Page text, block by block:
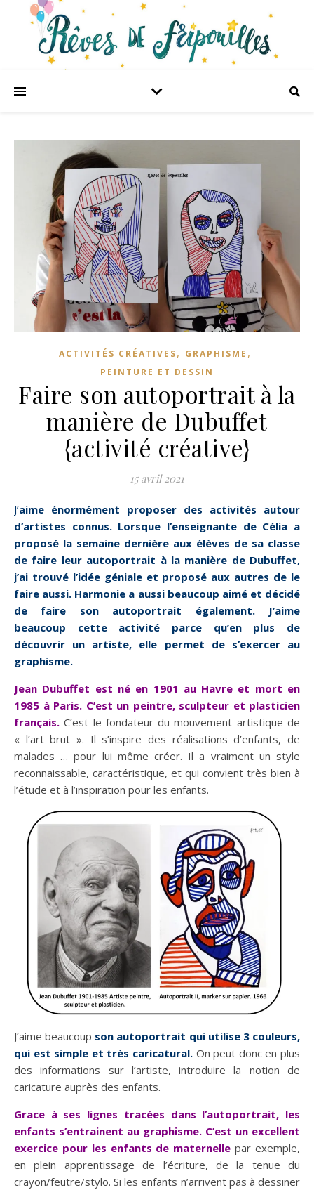
ACTIVITÉS CRÉATIVES, GRAPHISME ,
PEINTURE ET DESSIN
Faire son autoportrait à la
manière de Dubuffet
{activité créative}
15 avril 2021
J’aime énormément proposer des activités autour
d’artistes connus. Lorsque l’enseignante de Célia a
proposé la semaine dernière aux élèves de sa classe
de faire leur autoportrait à la manière de Dubuffet,
j’ai trouvé l’idée géniale et proposé aux autres de le
faire aussi. Harmonie a aussi beaucoup aimé et décidé
de faire son autoportrait également. J’aime
beaucoup cette activité parce qu’en plus de
découvrir un artiste, elle permet de s’exercer au
graphisme.
Jean Dubuffet est né en 1901 au Havre et mort en
1985 à Paris. C’est un peintre, sculpteur et plasticien
français. C’est le fondateur du mouvement artistique de
« l’art brut ». Il s’inspire des réalisations d’enfants, de
malades … pour lui même créer. Il a vraiment un style
reconnaissable, caractéristique, et qui convient très bien à
l’étude et à l’inspiration pour les enfants.
J’aime beaucoup son autoportrait qui utilise 3 couleurs,
qui est simple et très caricatural. On peut donc en plus
des informations sur l’artiste, introduire la notion de
caricature auprès des enfants.
Grace à ses lignes tracées dans l’autoportrait, les
enfants s’entrainent au graphisme. C’est un excellent
exercice pour les enfants de maternelle par exemple,
en plein apprentissage de l’écriture, de la tenue du
crayon/feutre/stylo. Si les enfants n’arrivent pas à dessiner